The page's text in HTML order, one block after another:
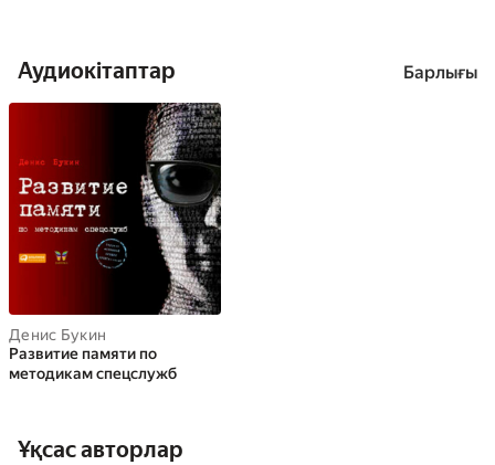
Аудиокітаптар Барлығы
Денис Букин
Развитие памяти по
методикам спецслужб
Ұқсас авторлар